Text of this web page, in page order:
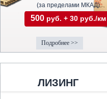
(за пределами МКАД)
500 руб. + 30 руб./км
Подробнее >>
ЛИЗИНГ